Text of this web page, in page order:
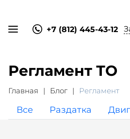
+7 (812) 445-43-12
Регламент ТО
Главная Блог Регламент
Все Раздатка